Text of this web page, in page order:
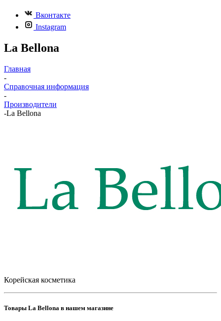
Вконтакте
Instagram
La Bellona
Главная
-
Справочная информация
-
Производители
-La Bellona
Корейская косметика
Товары La Bellona в нашем магазине